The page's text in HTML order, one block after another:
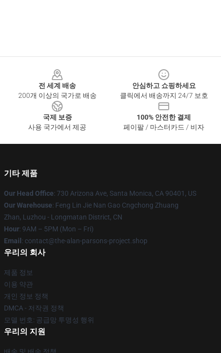
전 세계 배송
200개 이상의 국가로 배송
안심하고 쇼핑하세요
클릭에서 배송까지 24/7 보호
국제 보증
사용 국가에서 제공
100% 안전한 결제
페이팔 / 마스터카드 / 비자
기타 제품
Our Head Office: 730 Arizona Ave, Santa Monica, CA 90401, US
Our Warehouse: Feng Lin Jie Nan Gao Cngchong Zhuang
Zhan, Luzhou - Longmatan District, CN
Hour: 9AM – 5PM (Mon – Fri)
Email : contact@the-alan-parsons-project.shop
우리의 회사
제품 정보
이용 약관
개인 정보 정책
DMCA - 저작권 정책
모델 번호: 공급망 투명성 행위
우리의 지원